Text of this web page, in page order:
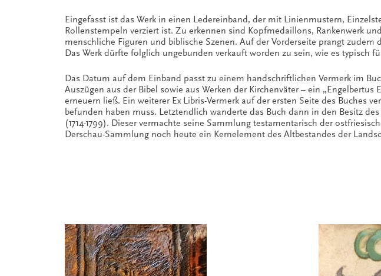
Eingefasst ist das Werk in einen Ledereinband, der mit Linienmustern,
Rollenstempeln verziert ist. Zu erkennen sind Kopfmedaillons, Rankenwerk
menschliche Figuren und biblische Szenen. Auf der Vorderseite prangt zudem
Das Werk dürfte folglich ungebunden verkauft worden zu sein, wie es typisch
Das Datum auf dem Einband passt zu einem handschriftlichen Vermerk im
Auszügen aus der Bibel sowie aus Werken der Kirchenväter – ein
erneuern ließ. Ein weiterer Ex Libris-Vermerk auf der ersten Seite des Buches
befunden haben muss. Letztendlich wanderte das Buch dann in den Besitz
(1714-1799). Dieser vermachte seine Sammlung testamentarisch der
Derschau-Sammlung noch heute ein Kernelement des Altbestandes der